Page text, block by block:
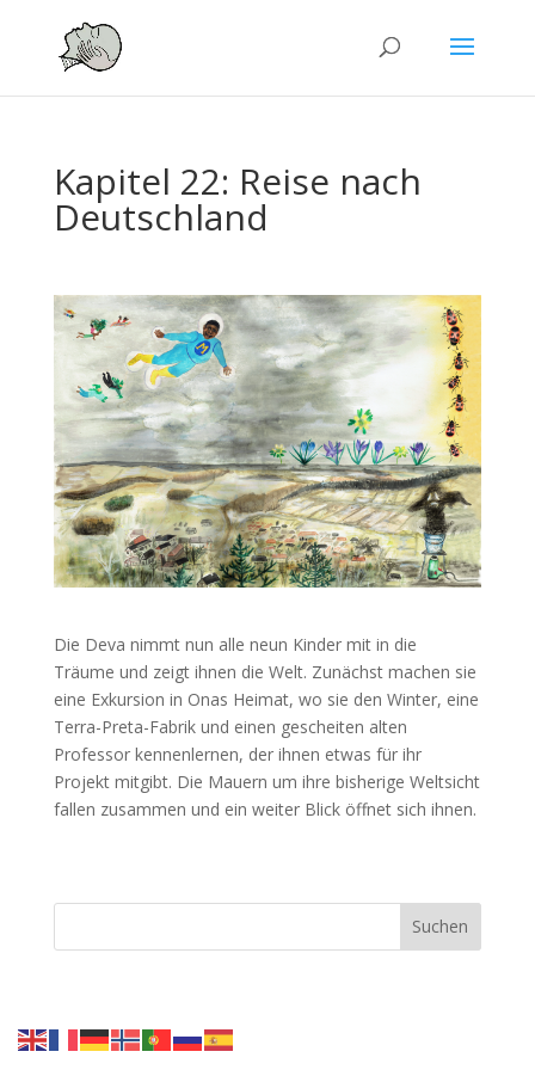
Kapitel 22: Reise nach
Deutschland
Die Deva nimmt nun alle neun Kinder mit in die
Träume und zeigt ihnen die Welt. Zunächst machen sie
eine Exkursion in Onas Heimat, wo sie den Winter, eine
Terra-Preta-Fabrik und einen gescheiten alten
Professor kennenlernen, der ihnen etwas für ihr
Projekt mitgibt. Die Mauern um ihre bisherige Weltsicht
fallen zusammen und ein weiter Blick öffnet sich ihnen.
Suchen